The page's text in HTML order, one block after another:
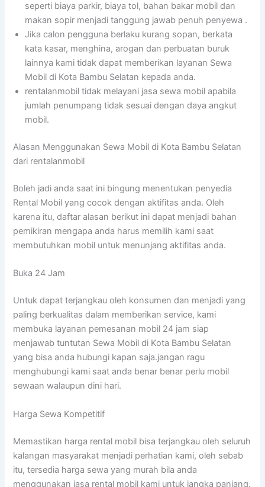
seperti biaya parkir, biaya tol, bahan bakar mobil dan
makan sopir menjadi tanggung jawab penuh penyewa .
Jika calon pengguna berlaku kurang sopan, berkata
kata kasar, menghina, arogan dan perbuatan buruk
lainnya kami tidak dapat memberikan layanan Sewa
Mobil di Kota Bambu Selatan kepada anda.
rentalanmobil tidak melayani jasa sewa mobil apabila
jumlah penumpang tidak sesuai dengan daya angkut
mobil.
Alasan Menggunakan Sewa Mobil di Kota Bambu Selatan
dari rentalanmobil
Boleh jadi anda saat ini bingung menentukan penyedia
Rental Mobil yang cocok dengan aktifitas anda. Oleh
karena itu, daftar alasan berikut ini dapat menjadi bahan
pemikiran mengapa anda harus memilih kami saat
membutuhkan mobil untuk menunjang aktifitas anda.
Buka 24 Jam
Untuk dapat terjangkau oleh konsumen dan menjadi yang
paling berkualitas dalam memberikan service, kami
membuka layanan pemesanan mobil 24 jam siap
menjawab tuntutan Sewa Mobil di Kota Bambu Selatan
yang bisa anda hubungi kapan saja.jangan ragu
menghubungi kami saat anda benar benar perlu mobil
sewaan walaupun dini hari.
Harga Sewa Kompetitif
Memastikan harga rental mobil bisa terjangkau oleh seluruh
kalangan masyarakat menjadi perhatian kami, oleh sebab
itu, tersedia harga sewa yang murah bila anda
menggunakan jasa rental mobil kami untuk jangka panjang.